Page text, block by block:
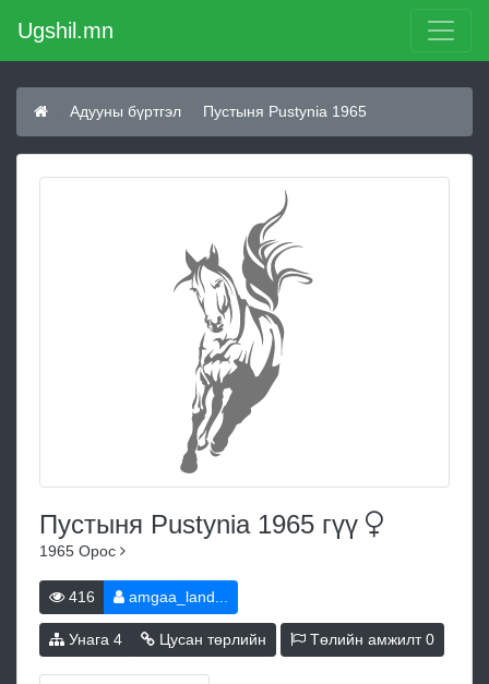
Ugshil.mn
Адууны бүртгэл Пустыня Pustynia 1965
Пустыня Pustynia 1965 гүү
1965 Орос
416 amgaa_land...
Унага 4 Цусан төрлийн Төлийн амжилт0